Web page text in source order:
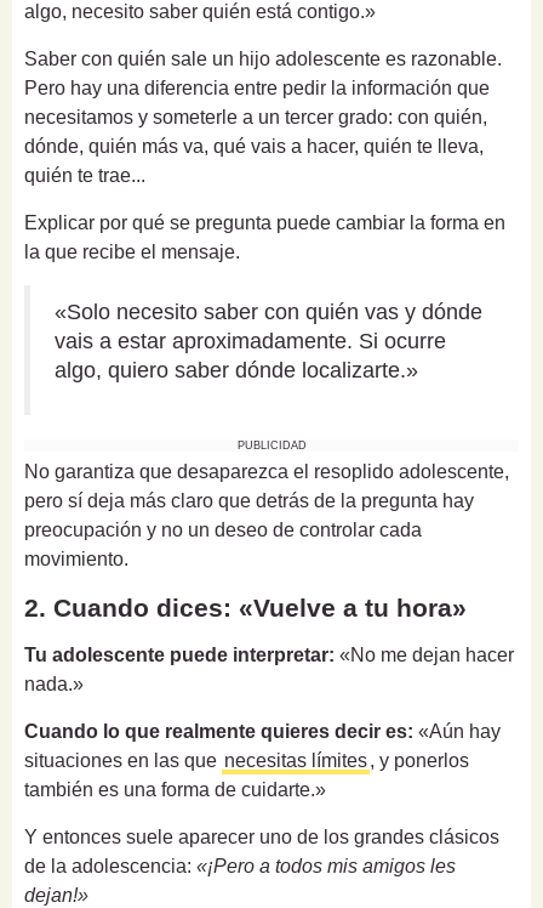
algo, necesito saber quién está contigo.»
Saber con quién sale un hijo adolescente es razonable.
Pero hay una diferencia entre pedir la información que
necesitamos y someterle a un tercer grado: con quién,
dónde, quién más va, qué vais a hacer, quién te lleva,
quién te trae...
Explicar por qué se pregunta puede cambiar la forma en
la que recibe el mensaje.
«Solo necesito saber con quién vas y dónde
vais a estar aproximadamente. Si ocurre
algo, quiero saber dónde localizarte.»
PUBLICIDAD
No garantiza que desaparezca el resoplido adolescente,
pero sí deja más claro que detrás de la pregunta hay
preocupación y no un deseo de controlar cada
movimiento.
2. Cuando dices: «Vuelve a tu hora»
Tu adolescente puede interpretar: «No me dejan hacer
nada.»
Cuando lo que realmente quieres decir es: «Aún hay
situaciones en las que necesitas límites, y ponerlos
también es una forma de cuidarte.»
Y entonces suele aparecer uno de los grandes clásicos
de la adolescencia: «¡Pero a todos mis amigos les
dejan!»